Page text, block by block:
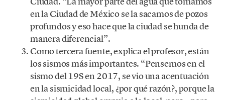
en la Ciudad de México se la sacamos de pozos
profundos y eso hace que la ciudad se hunda de
manera diferencial”.
Como tercera fuente, explica el profesor, están
los sismos más importantes. “Pensemos en el
sismo del 19S en 2017, se vio una acentuación
en la sismicidad local, ¿por qué razón?, porque la